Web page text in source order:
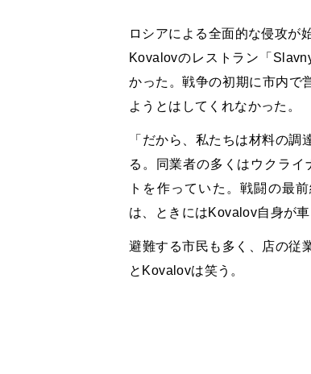
ロシアによる全面的な侵攻が
Kovalovのレストラン「
かった。戦争の初期に市内で
ようとはしてくれなかった。
「だから、私たちは材料の
る。同業者の多くはウクラ
トを作っていた。戦闘の最
は、ときにはKovalov自身が
避難する市民も多く、店の従
とKovalovは笑う。